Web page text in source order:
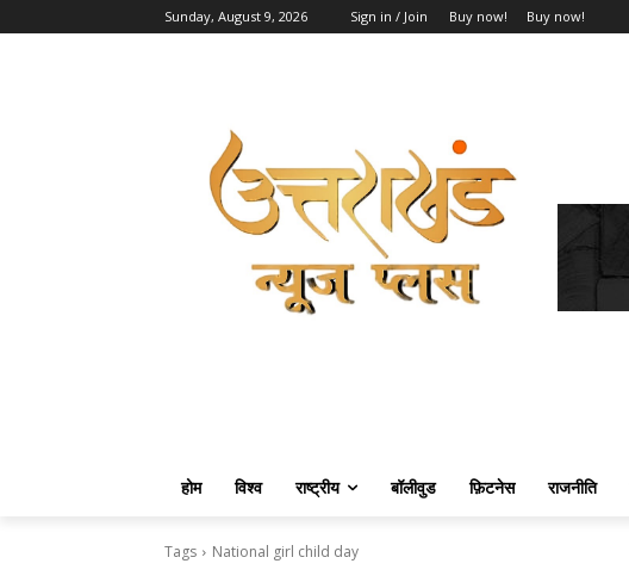
Sunday, August 9, 2026 Sign in / Join Buy now! Buy now!
होम विश्व राष्ट्रीय बॉलीवुड फ़िटनेस राजनीति
Tags National girl child day